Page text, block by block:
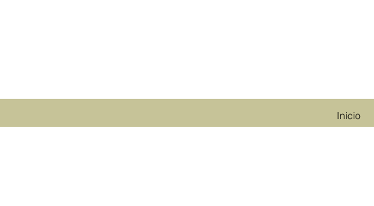
Inicio